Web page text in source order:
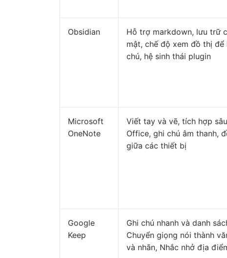
Obsidian
Hỗ trợ markdown, lưu trữ
mật, chế độ xem đồ thị để
chú, hệ sinh thái plugin
Microsoft
OneNote
Viết tay và vẽ, tích hợp
Office, ghi chú âm thanh,
giữa các thiết bị
Google
Keep
Ghi chú nhanh và danh
Chuyển giọng nói thành
và nhãn, Nhắc nhở địa